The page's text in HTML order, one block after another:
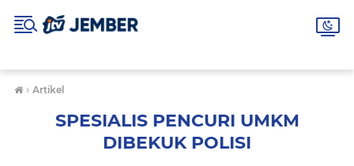
› Artikel
SPESIALIS PENCURI UMKM
DIBEKUK POLISI